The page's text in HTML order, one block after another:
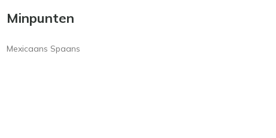
Minpunten
Mexicaans Spaans